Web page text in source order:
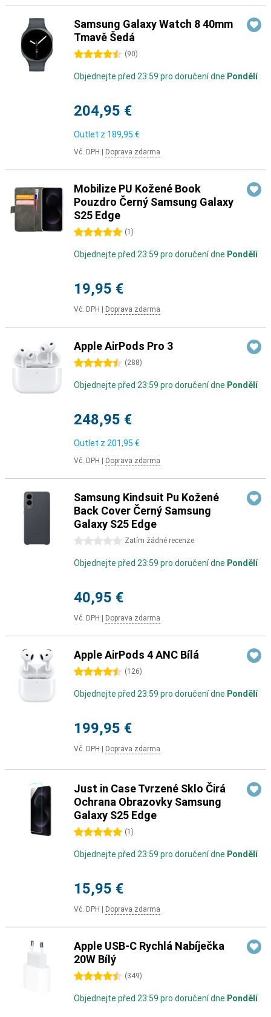
Samsung Galaxy Watch 8 40mm
Tmavě Šedá
4.5 hvězdičky(90)
Objednejte před 23:59 pro doručení dne Pondělí
204,95 €
Outlet z 189,95 €
Vč. DPH Doprava zdarma
Mobilize PU Kožené Book
Pouzdro Černý Samsung Galaxy
S25 Edge
5 hvězdičky (1 )
Objednejte před 23:59 pro doručení dne Pondělí
19,95 €
Vč. DPH Doprava zdarma
Apple AirPods Pro 3
4.5 hvězdičky(288)
Objednejte před 23:59 pro doručení dne Pondělí
248,95 €
Outlet z 201,95 €
Vč. DPH Doprava zdarma
Samsung Kindsuit Pu Kožené
Back Cover Černý Samsung
Galaxy S25 Edge
0 hvězdičky Zatím žádné recenze
Objednejte před 23:59 pro doručení dne Pondělí
40,95 €
Vč. DPH Doprava zdarma
Apple AirPods 4 ANC Bílá
4.5 hvězdičky(126)
Objednejte před 23:59 pro doručení dne Pondělí
199,95 €
Vč. DPH Doprava zdarma
Just in Case Tvrzené Sklo Čirá
Ochrana Obrazovky Samsung
Galaxy S25 Edge
5 hvězdičky (1 )
Objednejte před 23:59 pro doručení dne Pondělí
15,95 €
Vč. DPH Doprava zdarma
Apple USB-C Rychlá Nabíječka
20W Bílý
4.5 hvězdičky(349)
Objednejte před 23:59 pro doručení dne Pondělí